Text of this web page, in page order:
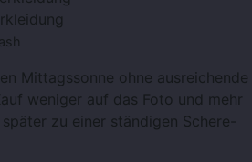
Mittagssonne ohne ausreichende
weniger auf das Foto und mehr
zu einer ständigen Schere-